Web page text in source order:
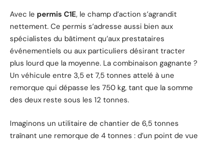
Avec le permis C1E, le champ d’action s’agrandit
nettement. Ce permis s’adresse aussi bien aux
spécialistes du bâtiment qu’aux prestataires
événementiels ou aux particuliers désirant tracter
plus lourd que la moyenne. La combinaison gagnante ?
Un véhicule entre 3,5 et 7,5 tonnes attelé à une
remorque qui dépasse les 750 kg, tant que la somme
des deux reste sous les 12 tonnes.
Imaginons un utilitaire de chantier de 6,5 tonnes
traînant une remorque de 4 tonnes : d’un point de vue